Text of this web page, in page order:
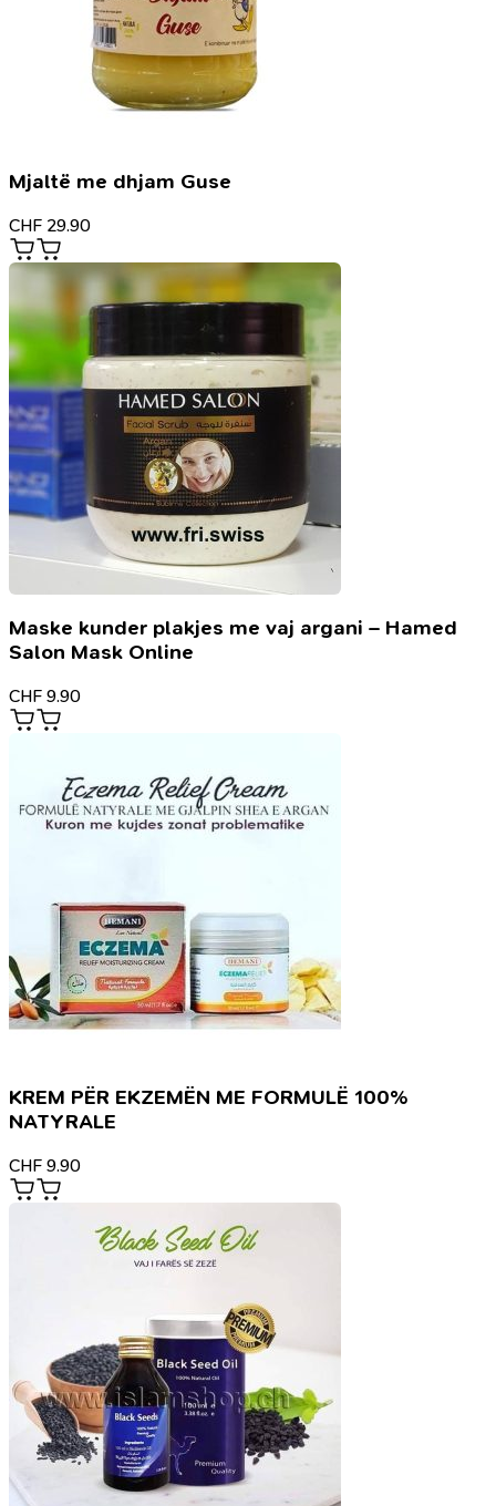
Mjaltë me dhjam Guse
CHF 29.90
Maske kunder plakjes me vaj argani – Hamed
Salon Mask Online
CHF 9.90
KREM PËR EKZEMËN ME FORMULË 100%
NATYRALE
CHF 9.90